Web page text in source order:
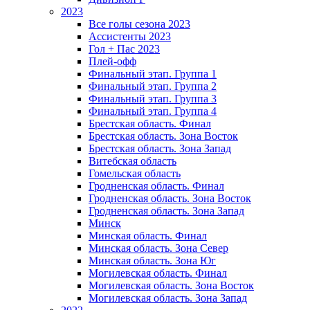
2023
Все голы сезона 2023
Ассистенты 2023
Гол + Пас 2023
Плей-офф
Финальный этап. Группа 1
Финальный этап. Группа 2
Финальный этап. Группа 3
Финальный этап. Группа 4
Брестская область. Финал
Брестская область. Зона Восток
Брестская область. Зона Запад
Витебская область
Гомельская область
Гродненская область. Финал
Гродненская область. Зона Восток
Гродненская область. Зона Запад
Минск
Минская область. Финал
Минская область. Зона Север
Минская область. Зона Юг
Могилевская область. Финал
Могилевская область. Зона Восток
Могилевская область. Зона Запад